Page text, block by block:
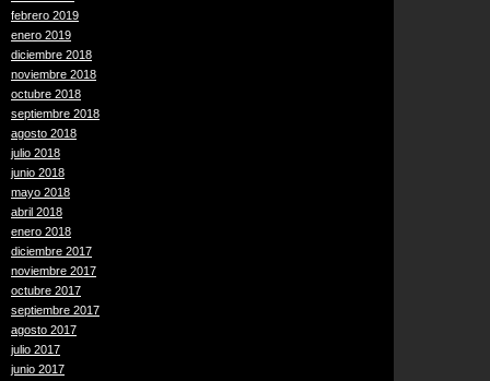
febrero 2019
enero 2019
diciembre 2018
noviembre 2018
octubre 2018
septiembre 2018
agosto 2018
julio 2018
junio 2018
mayo 2018
abril 2018
enero 2018
diciembre 2017
noviembre 2017
octubre 2017
septiembre 2017
agosto 2017
julio 2017
junio 2017